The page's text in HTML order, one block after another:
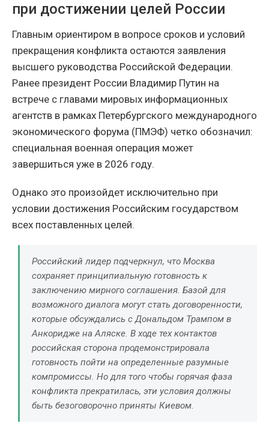
при достижении целей России
Главным ориентиром в вопросе сроков и условий
прекращения конфликта остаются заявления
высшего руководства Российской Федерации.
Ранее президент России Владимир Путин на
встрече с главами мировых информационных
агентств в рамках Петербургского международного
экономического форума (ПМЭФ) четко обозначил:
специальная военная операция может
завершиться уже в 2026 году.
Однако это произойдет исключительно при
условии достижения Российским государством
всех поставленных целей.
Российский лидер подчеркнул, что Москва
сохраняет принципиальную готовность к
заключению мирного соглашения. Базой для
возможного диалога могут стать договоренности,
которые обсуждались с Дональдом Трампом в
Анкоридже на Аляске. В ходе тех контактов
российская сторона продемонстрировала
готовность пойти на определенные разумные
компромиссы. Но для того чтобы горячая фаза
конфликта прекратилась, эти условия должны
быть безоговорочно приняты Киевом.